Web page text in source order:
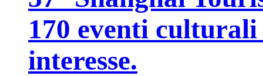
170 eventi
interesse.